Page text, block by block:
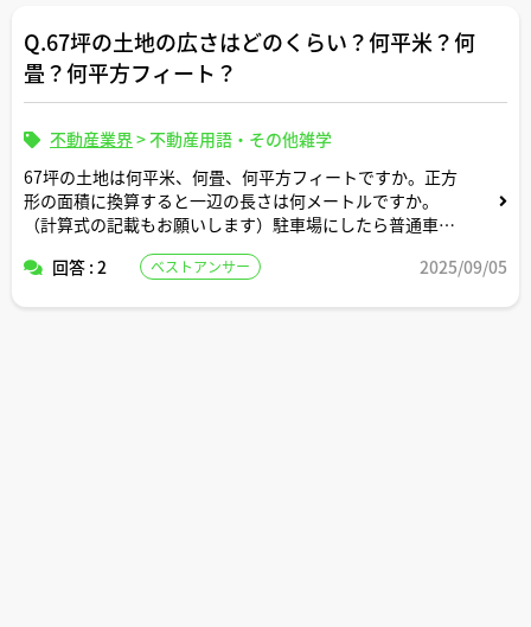
そのほか、解除された場合の今後の住宅業界の見通しにつ
いて宅建士の皆様のご見解をお聞かせ頂けますと幸いで
す。
Q.67坪の土地の広さはどのくらい？何平米？何
畳？何平方フィート？
不動産業界>不動産用語・その他雑学
67坪の土地は何平米、何畳、何平方フィートですか。正方
形の面積に換算すると一辺の長さは何メートルですか。
（計算式の記載もお願いします）駐車場にしたら普通車約
回答 : 2
ベストアンサー 2025/09/05